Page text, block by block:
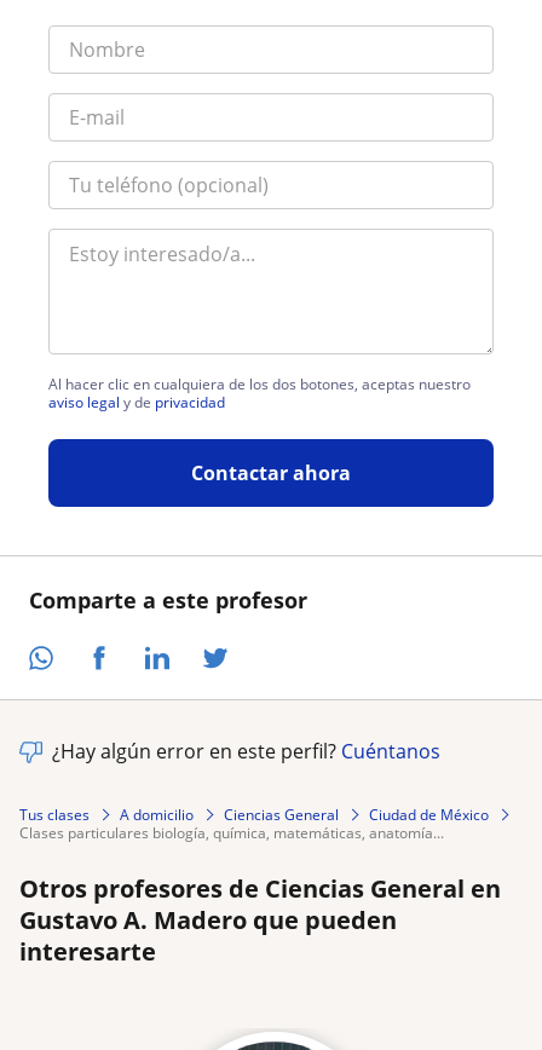
Comparte a este profesor
Al hacer clic en cualquiera de los dos botones, aceptas nuestro
aviso legal y de privacidad
Contactar ahora
¿Hay algún error en este perfil? Cuéntanos
Tus clases A domicilio Ciencias General
Ciudad de México
clases particulares biología, química, matemáticas, anatomía...
Otros profesores de Ciencias General en
Gustavo A. Madero que pueden
interesarte